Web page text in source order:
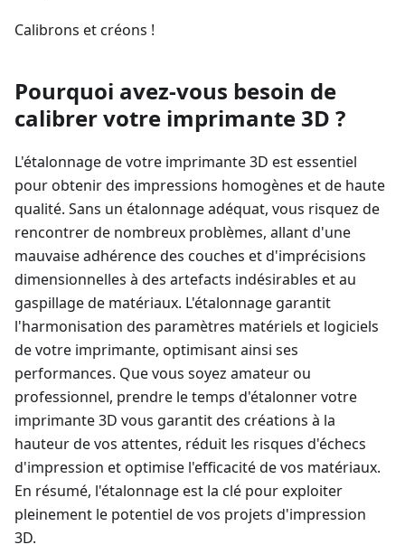
Calibrons et créons !
Pourquoi avez-vous besoin de
calibrer votre imprimante 3D ?
L'étalonnage de votre imprimante 3D est essentiel
pour obtenir des impressions homogènes et de haute
qualité. Sans un étalonnage adéquat, vous risquez de
rencontrer de nombreux problèmes, allant d'une
mauvaise adhérence des couches et d'imprécisions
dimensionnelles à des artefacts indésirables et au
gaspillage de matériaux. L'étalonnage garantit
l'harmonisation des paramètres matériels et logiciels
de votre imprimante, optimisant ainsi ses
performances. Que vous soyez amateur ou
professionnel, prendre le temps d'étalonner votre
imprimante 3D vous garantit des créations à la
hauteur de vos attentes, réduit les risques d'échecs
d'impression et optimise l'efficacité de vos matériaux.
En résumé, l'étalonnage est la clé pour exploiter
pleinement le potentiel de vos projets d'impression
3D.